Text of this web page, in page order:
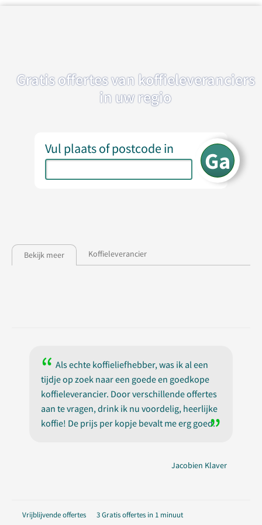
Gratis offertes van koffieleveranciers
in uw regio
Vul plaats of postcode in
Bekijk meer Koffieleverancier
Als echte koffieliefhebber, was ik al een
tijdje op zoek naar een goede en goedkope
koffieleverancier. Door verschillende offertes
aan te vragen, drink ik nu voordelig, heerlijke
koffie! De prijs per kopje bevalt me erg goed.
Jacobien Klaver
Vrijblijvende offertes 3 Gratis offertes in 1 minuut